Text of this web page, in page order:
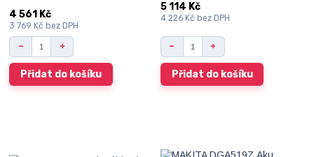
4 561 Kč
3 769 Kčbez DPH
Přidat do košíku
5 114 Kč
4 226 Kč bez DPH
Přidat do košíku